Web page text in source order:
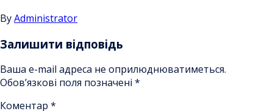
ByAdministrator
Залишити відповідь
Ваша e-mail адреса не оприлюднюватиметься.
Обов’язкові поля позначені *
Коментар *